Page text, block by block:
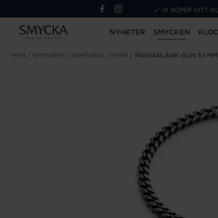
VI KÖPER DITT
NYHETER SMYCKEN
HEM SMYCKEN ARMBAND HERR PANSARLÄNK GUN 5,1